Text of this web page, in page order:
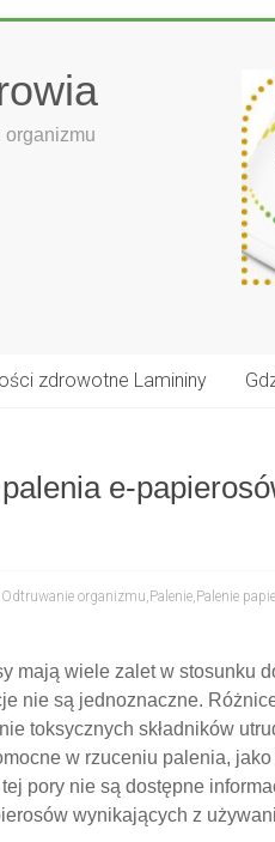
organizmu
zdrowotne Lamininy
e-
Odtruwanie organizmu, Palenie, Palenie
mają wiele zalet w stosunku
nie są jednoznaczne.
toksycznych składników
w rzuceniu palenia,
tej pory nie są dostępne
wynikających z